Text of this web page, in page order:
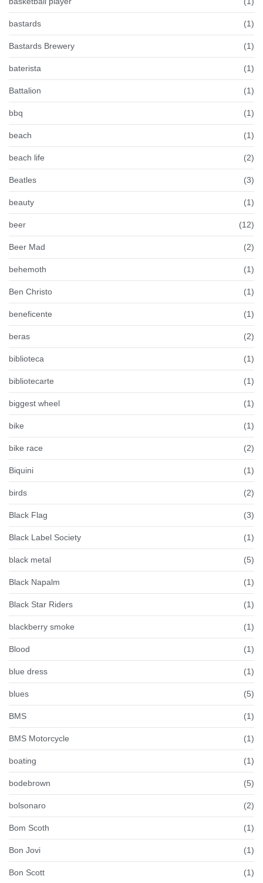
bastards (1)
Bastards Brewery (1)
baterista (1)
Battalion (1)
bbq (1)
beach (1)
beach life (2)
Beatles (3)
beauty (1)
beer (12)
Beer Mad (2)
behemoth (1)
Ben Christo (1)
beneficente (1)
beras (2)
biblioteca (1)
bibliotecarte (1)
biggest wheel (1)
bike (1)
bike race (2)
Biquini (1)
birds (2)
Black Flag (3)
Black Label Society (1)
black metal (5)
Black Napalm (1)
Black Star Riders (1)
blackberry smoke (1)
Blood (1)
blue dress (1)
blues (5)
BMS (1)
BMS Motorcycle (1)
boating (1)
bodebrown (5)
bolsonaro (2)
Bom Scoth (1)
Bon Jovi (1)
Bon Scott (1)